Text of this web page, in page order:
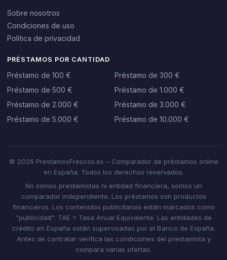
Sobre nosotros
Condiciones de uso
Política de privacidad
PRÉSTAMOS POR CANTIDAD
Préstamo de 100 €
Préstamo de 300 €
Préstamo de 500 €
Préstamo de 1.000 €
Préstamo de 2.000 €
Préstamo de 3.000 €
Préstamo de 5.000 €
Préstamo de 10.000 €
© 2026 PrestamosFrescos.es – Comparador de préstamos online
en España. Todos los derechos reservados.
No somos prestamistas ni entidad financiera, somos un
comparador independiente. Los préstamos son productos
financieros. Los contenidos publicitarios están marcados como
"publicidad". TAE = Tasa Anual Equivalente. Las entidades de
crédito en España están supervisadas por el Banco de España.
Antes de contratar verifica las condiciones del prestamista y
compara varias ofertas.